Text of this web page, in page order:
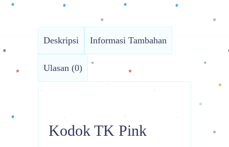
Deskripsi Informasi Tambahan
Ulasan (0)
Kodok TK Pink